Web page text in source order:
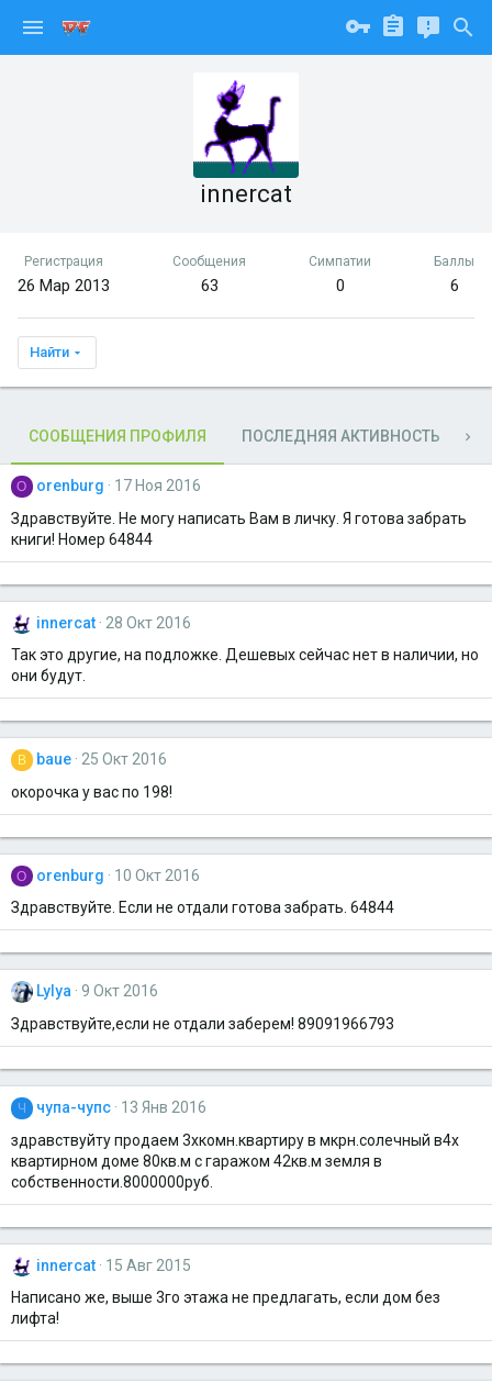
innercat
Регистрация
26 Мар 2013
Сообщения
63
Симпатии
0
Баллы
6
Найти
СООБЩЕНИЯ ПРОФИЛЯ ПОСЛЕДНЯЯ АКТИВНОСТЬ
O orenburg
17 Ноя 2016
Здравствуйте. Не могу написать Вам в личку. Я готова забрать
книги! Номер 64844
innercat
28 Окт 2016
Так это другие, на подложке. Дешевых сейчас нет в наличии, но
они будут.
B baue
25 Окт 2016
окорочка у вас по 198!
O orenburg
10 Окт 2016
Здравствуйте. Если не отдали готова забрать. 64844
Lylya 9 Окт 2016
Здравствуйте,если не отдали заберем! 89091966793
Ч чупа-чупс
13 Янв 2016
здравствуйту продаем 3хкомн.квартиру в мкрн.солечный в4х
квартирном доме 80кв.м с гаражом 42кв.м земля в
собственности.8000000руб.
innercat
15 Авг 2015
Написано же, выше 3го этажа не предлагать, если дом без
лифта!